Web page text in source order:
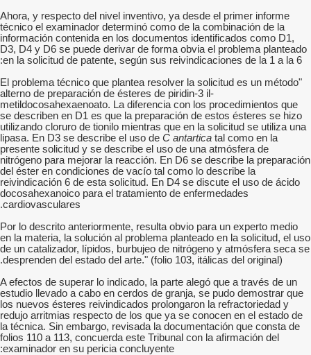
Ahora, y respecto del nivel inventivo, ya desde el primer informe
técnico el examinador determinó como de la combinación de la
información contenida en los documentos identificados como D1,
D3, D4 y D6 se puede derivar de forma obvia el problema planteado
en la solicitud de patente, según sus reivindicaciones de la 1 a la 6:
"El problema técnico que plantea resolver la solicitud es un método
alterno de preparación de ésteres de piridin-3 il-
metildocosahexaenoato. La diferencia con los procedimientos que
se describen en D1 es que la preparación de estos ésteres se hizo
utilizando cloruro de tionilo mientras que en la solicitud se utiliza una
lipasa. En D3 se describe el uso de C antartica tal como en la
presente solicitud y se describe el uso de una atmósfera de
nitrógeno para mejorar la reacción. En D6 se describe la preparación
del éster en condiciones de vacío tal como lo describe la
reivindicación 6 de esta solicitud. En D4 se discute el uso de ácido
docosahexanoico para el tratamiento de enfermedades
cardiovasculares.
Por lo descrito anteriormente, resulta obvio para un experto medio
en la materia, la solución al problema planteado en la solicitud, el uso
de un catalizador, lípidos, burbujeo de nitrógeno y atmósfera seca se
desprenden del estado del arte." (folio 103, itálicas del original).
A efectos de superar lo indicado, la parte alegó que a través de un
estudio llevado a cabo en cerdos de granja, se pudo demostrar que
los nuevos ésteres reivindicados prolongaron la refractoriedad y
redujo arritmias respecto de los que ya se conocen en el estado de
la técnica. Sin embargo, revisada la documentación que consta de
folios 110 a 113, concuerda este Tribunal con la afirmación del
examinador en su pericia concluyente: